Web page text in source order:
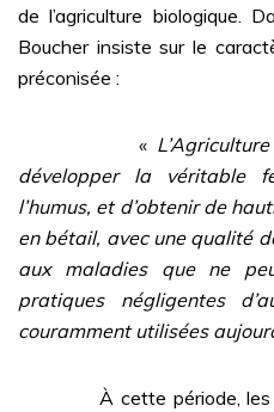
de l’agriculture biologique.
Boucher insiste sur le
préconisée :
«
développer la véritable
l’humus, et d’obtenir de
en bétail, avec une qualité
aux maladies que ne
pratiques négligentes
couramment utilisées
À cette période, les